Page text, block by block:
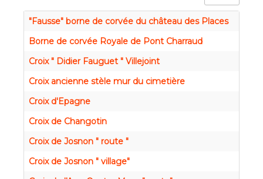
"Fausse" borne de corvée du château des Places
Borne de corvée Royale de Pont Charraud
Croix " Didier Fauguet " Villejoint
Croix ancienne stèle mur du cimetière
Croix d'Epagne
Croix de Changotin
Croix de Josnon " route "
Croix de Josnon " village"